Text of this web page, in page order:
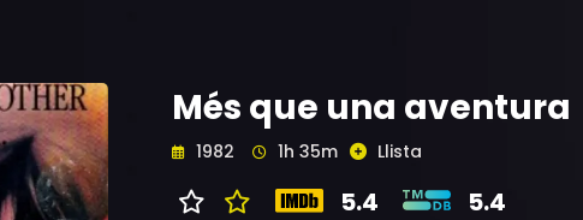
Més que una aventura
1982 1h 35m Llista
5.4 5.4